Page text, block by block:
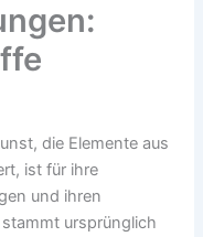
die Elemente aus
ist für ihre
und ihren
ursprünglich